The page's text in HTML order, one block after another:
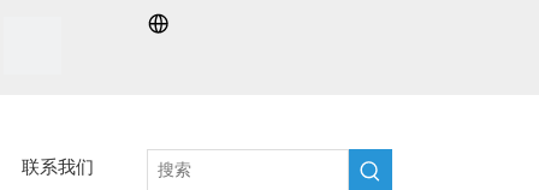
联系我们